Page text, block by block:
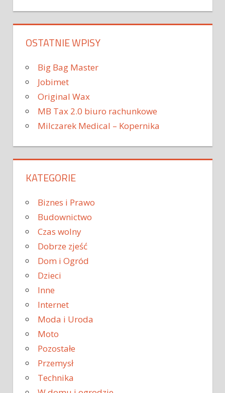
OSTATNIE WPISY
Big Bag Master
Jobimet
Original Wax
MB Tax 2.0 biuro rachunkowe
Milczarek Medical – Kopernika
KATEGORIE
Biznes i Prawo
Budownictwo
Czas wolny
Dobrze zjeść
Dom i Ogród
Dzieci
Inne
Internet
Moda i Uroda
Moto
Pozostałe
Przemysł
Technika